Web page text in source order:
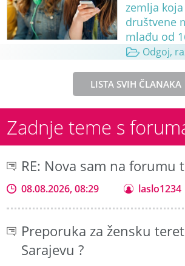
zemlja
društvene
mlađu od
Odgoj,
LISTA SVIH ČLANAKA
Zadnje teme s
RE: Nova sam na forumu
08.08.2026, 08:29 laslo1234
Preporuka za žensku
Sarajevu ?